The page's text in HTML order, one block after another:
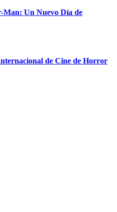
Man: Un Nuevo Día de
de Cine de Horror